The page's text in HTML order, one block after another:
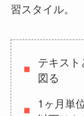
習スタイル。
テキス
図る
1ヶ月単